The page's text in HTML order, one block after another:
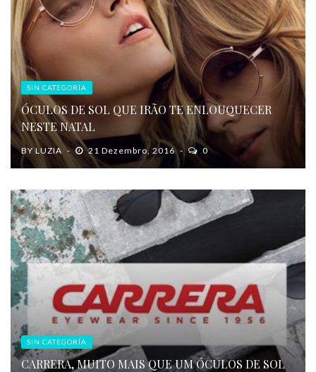
SIN CATEGORÍA
ÓCULOS DE SOL QUE IRÃO TE ENLOUQUECER
NESTE NATAL
BY LUZIA 21 Dezembro, 2016 0
SIN CATEGORÍA
CARRERA, MUITO MAIS QUE UM ÓCULOS DE SOL